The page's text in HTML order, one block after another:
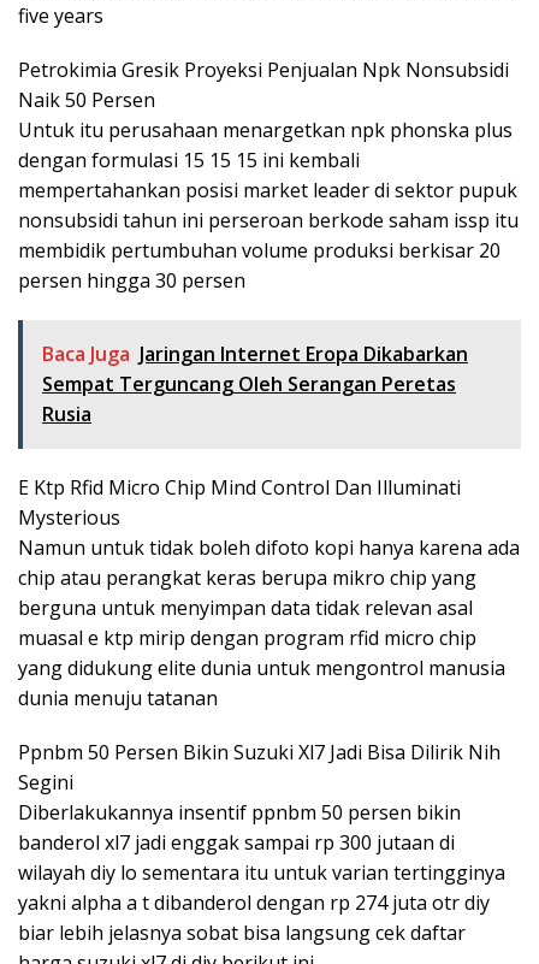
five years
Petrokimia Gresik Proyeksi Penjualan Npk Nonsubsidi
Naik 50 Persen
Untuk itu perusahaan menargetkan npk phonska plus
dengan formulasi 15 15 15 ini kembali
mempertahankan posisi market leader di sektor pupuk
nonsubsidi tahun ini perseroan berkode saham issp itu
membidik pertumbuhan volume produksi berkisar 20
persen hingga 30 persen
Baca Juga Jaringan Internet Eropa Dikabarkan
Sempat Terguncang Oleh Serangan Peretas
Rusia
E Ktp Rfid Micro Chip Mind Control Dan Illuminati
Mysterious
Namun untuk tidak boleh difoto kopi hanya karena ada
chip atau perangkat keras berupa mikro chip yang
berguna untuk menyimpan data tidak relevan asal
muasal e ktp mirip dengan program rfid micro chip
yang didukung elite dunia untuk mengontrol manusia
dunia menuju tatanan
Ppnbm 50 Persen Bikin Suzuki Xl7 Jadi Bisa Dilirik Nih
Segini
Diberlakukannya insentif ppnbm 50 persen bikin
banderol xl7 jadi enggak sampai rp 300 jutaan di
wilayah diy lo sementara itu untuk varian tertingginya
yakni alpha a t dibanderol dengan rp 274 juta otr diy
biar lebih jelasnya sobat bisa langsung cek daftar